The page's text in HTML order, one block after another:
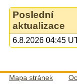
Poslední
aktualizace
6.8.2026 04:45
Mapa stránek